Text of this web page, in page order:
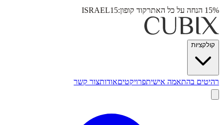
15% הנחה על כל האתר קוד קופון:ISRAEL15
קולקציות
רהיטים בהתאמה אישיתפרויקטיםאודותצור קשר